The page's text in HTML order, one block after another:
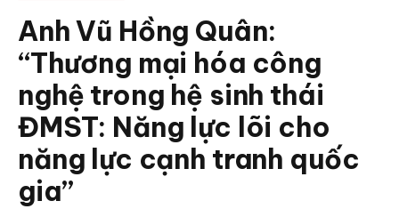
Anh Vũ Hồng Quân:
“Thương mại hóa công
nghệ trong hệ sinh thái
ĐMST: Năng lực lõi cho
năng lực cạnh tranh quốc
gia”